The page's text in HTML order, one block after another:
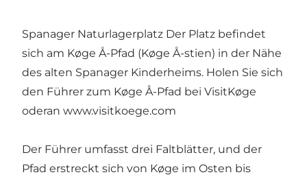
Spanager Naturlagerplatz Der Platz befindet
sich am Køge Å-Pfad (Køge Å-stien) in der Nähe
des alten Spanager Kinderheims. Holen Sie sich
den Führer zum Køge Å-Pfad bei VisitKøge
oderan www.visitkoege.com
Der Führer umfasst drei Faltblätter, und der
Pfad erstreckt sich von Køge im Osten bis